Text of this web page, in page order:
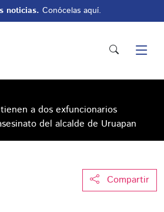
noticias. Conócelas aquí.
a dos exfuncionarios
del alcalde de Uruapan
Compartir